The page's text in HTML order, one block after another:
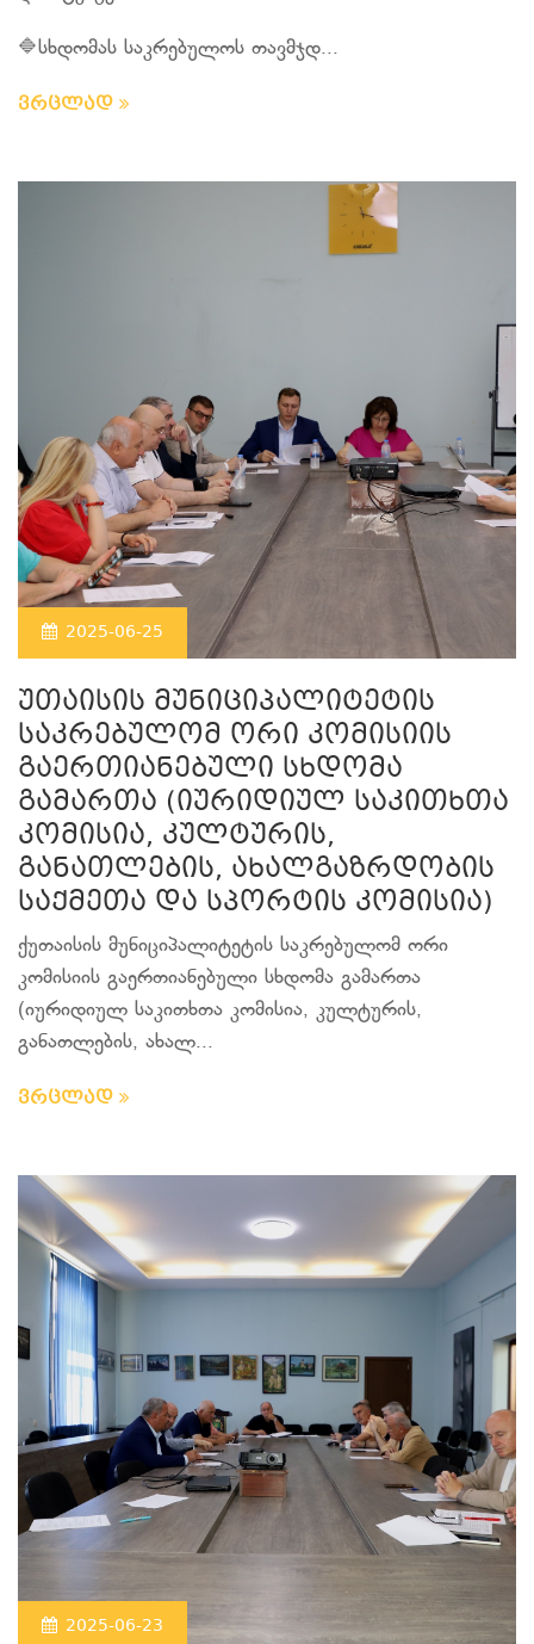
🔷სხდომას საკრებულოს თავმჯდ...
ვრცლად
2025-06-25
უთაისის მუნიციპალიტეტის
საკრებულომ ორი კომისიის
გაერთიანებული სხდომა
გამართა (იურიდიულ საკითხთა
კომისია, კულტურის,
განათლების, ახალგაზრდობის
საქმეთა და სპორტის კომისია)
ქუთაისის მუნიციპალიტეტის საკრებულომ ორი
კომისიის გაერთიანებული სხდომა გამართა
(იურიდიულ საკითხთა კომისია, კულტურის,
განათლების, ახალ...
ვრცლად
2025-06-23